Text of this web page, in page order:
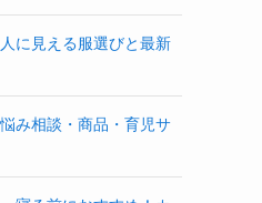
に見える服選びと最新
み相談・商品・育児サ